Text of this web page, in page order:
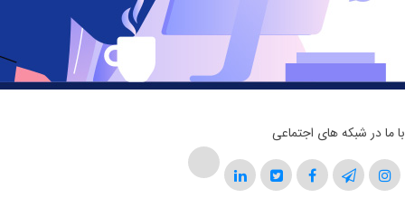
با ما در شبکه های اجتماعی